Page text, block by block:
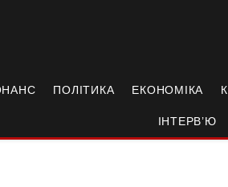
ПОЛІТИКА ЕКОНОМІКА
ІНТЕРВ’Ю